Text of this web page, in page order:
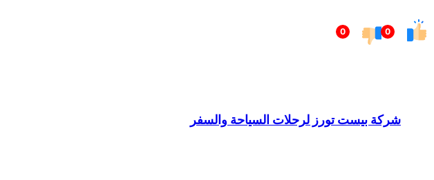
0
0إلى
شركة بيست تورز لرحلات السياحة والسفر